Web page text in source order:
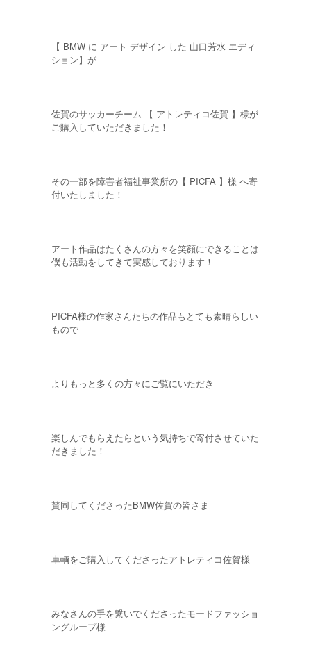
【 BMW に アート デザイン した 山口芳水 エディ
ション】が
佐賀のサッカーチーム 【 アトレティコ佐賀 】様が
ご購入していただきました！
その一部を障害者福祉事業所の【 PICFA 】様 へ寄
付いたしました！
アート作品はたくさんの方々を笑顔にできることは
僕も活動をしてきて実感しております！
PICFA様の作家さんたちの作品もとても素晴らしい
もので
よりもっと多くの方々にご覧にいただき
楽しんでもらえたらという気持ちで寄付させていた
だきました！
賛同してくださったBMW佐賀の皆さま
車輌をご購入してくださったアトレティコ佐賀様
みなさんの手を繋いでくださったモードファッショ
ングループ様